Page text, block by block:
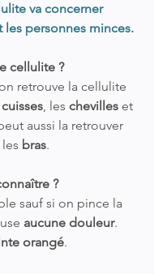
va concerner
personnes minces.
cellulite ?
retrouve la cellulite
cuisses, les chevilles et
aussi la retrouver
bras.
?
sauf si on pince la
aucune douleur.
orangé.